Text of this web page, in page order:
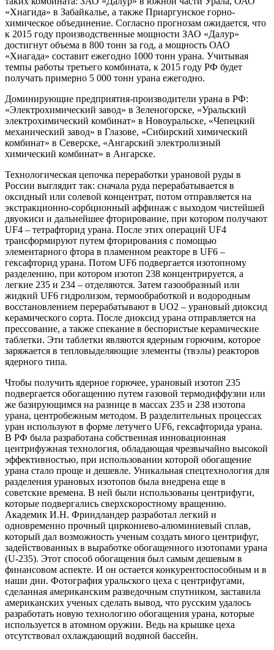
«Хиагида» в Забайкалье, а также Приаргунское горно-
химическое объединение. Согласно прогнозам ожидается, что
к 2015 году производственные мощности ЗАО «Далур»
достигнут объема в 800 тонн за год, а мощность ОАО
«Хиагада» составит ежегодно 1000 тонн урана. Учитывая
темпы работы третьего комбината, к 2015 году РФ будет
получать примерно 5 000 тонн урана ежегодно.
Доминирующие предприятия-производители урана в РФ:
«Электрохимический завод» в Зеленогорске, «Уральский
электрохимический комбинат» в Новоуральске, «Чепецкий
механический завод» в Глазове, «Сибирский химический
комбинат» в Северске, «Ангарский электролизный
химический комбинат» в Ангарске.
Технологическая цепочка переработки урановой руды в
России выглядит так: сначала руда перерабатывается в
оксидный или солевой концентрат, потом отправляется на
экстракционно-сорбционный аффинаж с выходом чистейшей
двуокиси и дальнейшее фторирование, при котором получают
UF4 – тетрафторид урана. После этих операций UF4
трансформируют путем фторирования с помощью
элементарного фтора в пламенном реакторе в UF6 –
гексафторид урана. Потом UF6 подвергается изотопному
разделению, при котором изотоп 238 концентрируется, а
легкие 235 и 234 – отделяются. Затем газообразный или
жидкий UF6 гидролизом, термообработкой и водородным
восстановлением перерабатывают в UO2 – урановый диоксид
керамического сорта. После диоксид урана отправляется на
прессование, а также спекание в беспористые керамические
таблетки. Эти таблетки являются ядерным горючим, которое
заряжается в тепловыделяющие элементы (твэлы) реакторов
ядерного типа.
Чтобы получить ядерное горючее, урановый изотоп 235
подвергается обогащению путем газовой термодиффузии или
же базирующимся на разнице в массах 235 и 238 изотопа
урана, центробежным методом. В разделительных процессах
уран используют в форме летучего UF6, гексафторида урана.
В РФ была разработана собственная инновационная
центрифужная технология, обладающая чрезвычайно высокой
эффективностью, при использовании которой обогащение
урана стало проще и дешевле. Уникальная спецтехнология для
разделения урановых изотопов была внедрена еще в
советские времена. В ней были использованы центрифуги,
которые подвергались сверхскоростному вращению.
Академик И.Н. Фриндландер разработал легкий и
одновременно прочный циркониево-алюминиевый сплав,
который дал возможность ученым создать много центрифуг,
задействованных в выработке обогащенного изотопами урана
(U-235). Этот способ обогащения был самым дешевым в
финансовом аспекте. И он остается конкурентоспособным и в
наши дни. Фотография уральского цеха с центрифугами,
сделанная американским разведочным спутником, заставила
американских ученых сделать вывод, что русским удалось
разработать новую технологию обогащения урана, которые
используется в атомном оружии. Ведь на крышке цеха
отсутствовал охлаждающий водяной бассейн.